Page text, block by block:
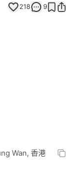
218 9
Wan, 香港